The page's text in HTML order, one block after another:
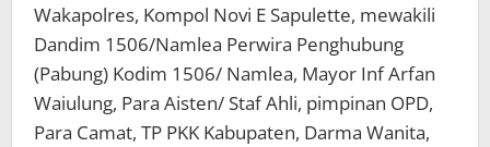
Wakapolres, Kompol Novi E Sapulette, mewakili
Dandim 1506/Namlea Perwira Penghubung
(Pabung) Kodim 1506/ Namlea, Mayor Inf Arfan
Waiulung, Para Aisten/ Staf Ahli, pimpinan OPD,
Para Camat, TP PKK Kabupaten, Darma Wanita,